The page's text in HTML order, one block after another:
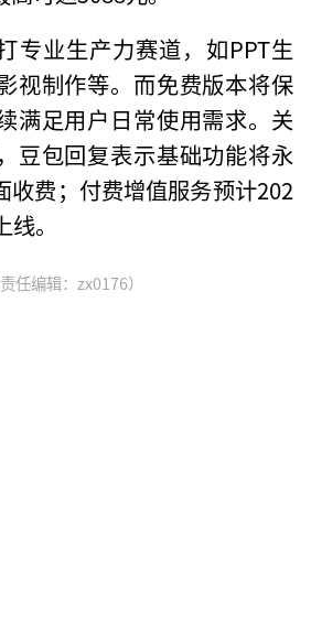
专业生产力赛道，如PPT生
视制作等。而免费版本将保
满足用户日常使用需求。关
豆包回复表示基础功能将永
收费；付费增值服务预计202
。
责任编辑：zx0176）